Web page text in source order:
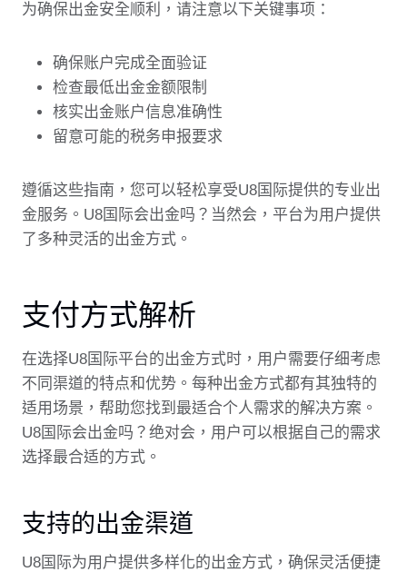
为确保出金安全顺利，请注意以下关键事项：
确保账户完成全面验证
检查最低出金金额限制
核实出金账户信息准确性
留意可能的税务申报要求
遵循这些指南，您可以轻松享受U8国际提供的专业出
金服务。U8国际会出金吗？当然会，平台为用户提供
了多种灵活的出金方式。
支付方式解析
在选择U8国际平台的出金方式时，用户需要仔细考虑
不同渠道的特点和优势。每种出金方式都有其独特的
适用场景，帮助您找到最适合个人需求的解决方案。
U8国际会出金吗？绝对会，用户可以根据自己的需求
选择最合适的方式。
支持的出金渠道
U8国际为用户提供多样化的出金方式，确保灵活便捷